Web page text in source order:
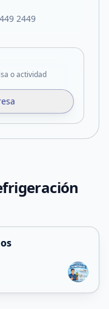
2449
o actividad